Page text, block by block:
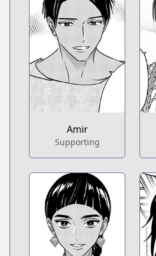
Amir
Supporting